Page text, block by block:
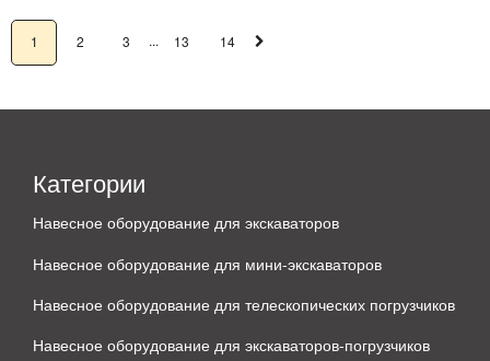
1 2 3 ... 13 14
Категории
Навесное оборудование для экскаваторов
Навесное оборудование для мини-экскаваторов
Навесное оборудование для телескопических погрузчиков
Навесное оборудование для экскаваторов-погрузчиков